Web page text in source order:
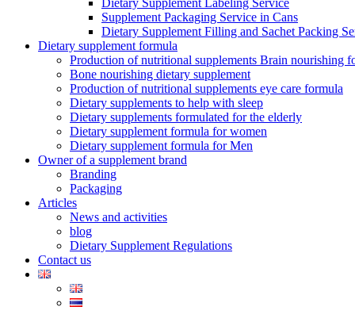
Dietary Supplement Labeling Service
Supplement Packaging Service in Cans
Dietary Supplement Filling and Sachet Packing
Dietary supplement formula
Production of nutritional supplements Brain nourishing
Bone nourishing dietary supplement
Production of nutritional supplements eye care formula
Dietary supplements to help with sleep
Dietary supplements formulated for the elderly
Dietary supplement formula for women
Dietary supplement formula for Men
Owner of a supplement brand
Branding
Packaging
Articles
News and activities
blog
Dietary Supplement Regulations
Contact us